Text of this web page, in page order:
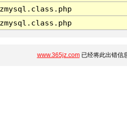
www.365jz.com已经将此出错信